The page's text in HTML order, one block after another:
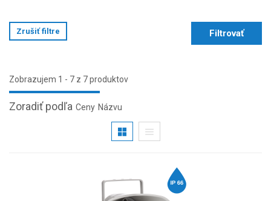
Zrušiť filtre Filtrovať
Zobrazujem 1 - 7 z 7 produktov
Zoradiť podľa Ceny Názvu